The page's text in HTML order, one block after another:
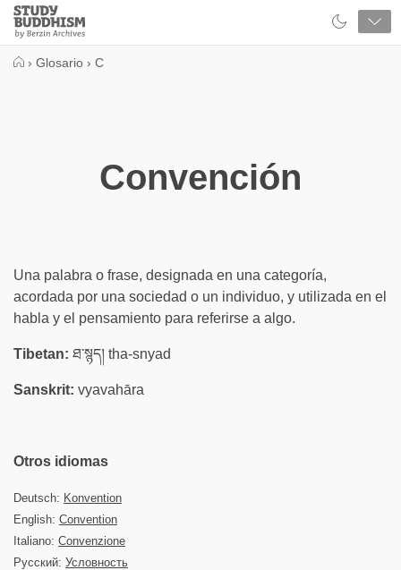
Close
Study
Buddhism
› Glosario › C
Convención
Una palabra o frase, designada en una categoría,
acordada por una sociedad o un individuo, y utilizada en el
habla y el pensamiento para referirse a algo.
Tibetan: ཐ་སྙད། tha-snyad
Sanskrit: vyavahāra
Otros idiomas
Deutsch: Konvention
English: Convention
Italiano: Convenzione
Русский: Условность